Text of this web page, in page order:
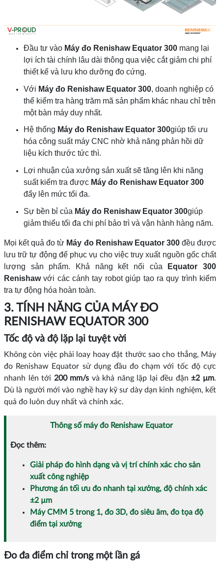
Đầu tư vào Máy đo Renishaw Equator 300 mang lại
lợi ích tài chính lâu dài thông qua việc cắt giảm chi phí
thiết kế và lưu kho dưỡng đo cứng.
Với Máy đo Renishaw Equator 300, doanh nghiệp có
thể kiểm tra hàng trăm mã sản phẩm khác nhau chỉ trên
một bàn máy duy nhất.
Hệ thống Máy đo Renishaw Equator 300giúp tối ưu
hóa công suất máy CNC nhờ khả năng phản hồi dữ
liệu kích thước tức thì.
Lợi nhuận của xưởng sản xuất sẽ tăng lên khi năng
suất kiểm tra được Máy đo Renishaw Equator 300
đẩy lên mức tối đa.
Sự bền bỉ của Máy đo Renishaw Equator 300giúp
giảm thiểu tối đa chi phí bảo trì và vận hành hàng năm.
Mọi kết quả đo từ Máy đo Renishaw Equator 300đều được
lưu trữ tự động để phục vụ cho việc truy xuất nguồn gốc chất
lượng sản phẩm. Khả năng kết nối của
Equator 300
Renishawvới các cánh tay robot giúp tạo ra quy trình kiểm
tra tự động hóa hoàn toàn.
3. TÍNH NĂNG CỦA MÁY ĐO
RENISHAW EQUATOR 300
Tốc độ và độ lặp lại tuyệt vời
Không còn việc phải loay hoay đặt thước sao cho thẳng, Máy
đo Renishaw Equator sử dụng đầu đo chạm với tốc độ cực
nhanh lên tới 200 mm/s và khả năng lặp lại đều đặn±2 µm.
Dù là người mới vào nghề hay kỹ sư dày dạn kinh nghiệm, kết
quả đo luôn duy nhất và chính xác.
Thông số máy đo Renishaw Equator
Đọc thêm:
Giải pháp đo hình dạng và vị trí chính xác cho sản
xuất công nghiệp
Phương án tối ưu đo nhanh tại xưởng, độ chính xác
±2 µm
Máy CMM 5 trong 1, đo 3D, đo siêu âm, đo tọa độ
điểm tại xưởng
Đo đa điểm chỉ trong một lần gá